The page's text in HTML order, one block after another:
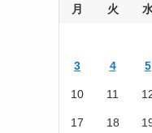
月 火
3 4 5
10 11
17 18